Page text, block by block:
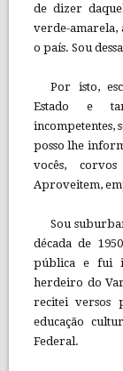
de dizer
verde-amarela,
o país. Sou
Por isto,
Estado e
incompetentes,
posso lhe
vocês,
Aproveitem,
Sou
década de
pública e fui
herdeiro do
recitei versos
educação
Federal.